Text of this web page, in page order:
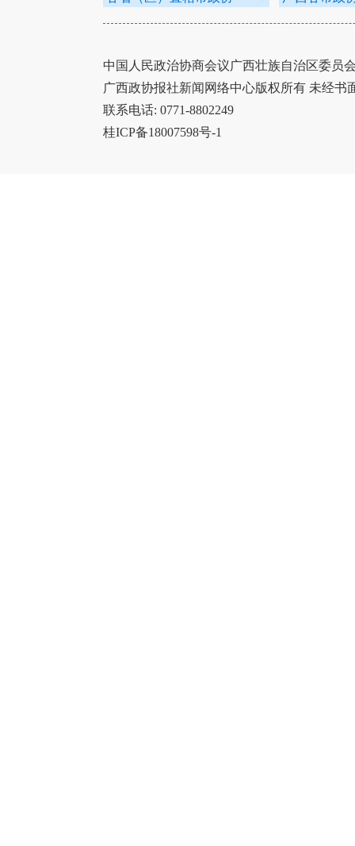
中国人民政治协商会议广西壮族自治区委员
广西政协报社新闻网络中心版权所有 未经书
联系电话: 0771-8802249
桂ICP备18007598号-1